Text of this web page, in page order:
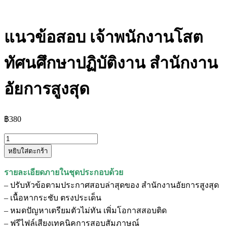
แนวข้อสอบ เจ้าพนักงานโสต
ทัศนศึกษาปฏิบัติงาน สำนักงาน
อัยการสูงสุด
฿380
จำนวน
แนว
เจ้า
พนักงาน
โสต
ทัศนศึกษา
ปฏิบัติ
หยิบใส่ตะกร้า
รายละเอียดภายในชุดประกอบด้วย
– ปรับหัวข้อตามประกาศสอบล่าสุดของ สำนักงานอัยการสูงสุด
– เนื้อหากระชับ ตรงประเด็น
– หมดปัญหาเตรียมตัวไม่ทัน เพิ่มโอกาสสอบติด
– ฟรีไฟล์เสียงเทคนิคการสอบสัมภาษณ์